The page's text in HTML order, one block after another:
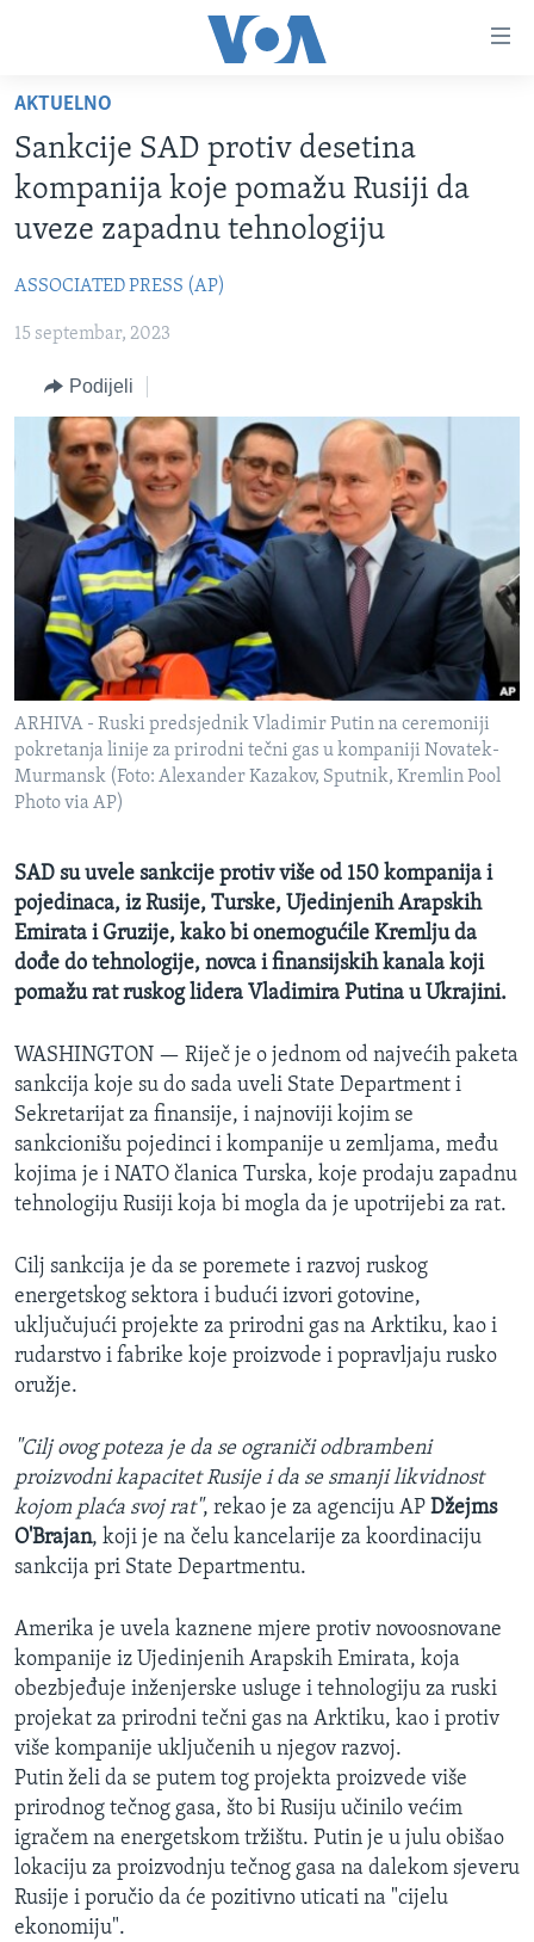
glavni
sadržaj
Pređi
na
glavnu
Idi
na
TV PROGRAM
FOTOGRAFIJE DANA
SJEDINJENE AMERIČKE DRŽAVE
BOSNA I HERCEGOVINA
SVIJET
NAUKA I TEHNOLOGIJA
SPECIJALNI PROJEKTI
KORUPCIJA
SLOBODA MEDIJA
ŽENSKA STRANA
IZBJEGLIČKA STRANA
MAGAZIN
O GLASU AMERIKE
Learning English
PRATITE NAS
AKTUELNO
Sankcije SAD protiv desetina
kompanija koje pomažu Rusiji da
uveze zapadnu tehnologiju
ASSOCIATED PRESS (AP)
15 septembar, 2023
Podijeli
ARHIVA - Ruski predsjednik Vladimir Putin na ceremoniji
pokretanja linije za prirodni tečni gas u kompaniji Novatek-
Murmansk (Foto: Alexander Kazakov, Sputnik, Kremlin Pool
Photo via AP)
SAD su uvele sankcije protiv više od 150 kompanija i
pojedinaca, iz Rusije, Turske, Ujedinjenih Arapskih
Emirata i Gruzije, kako bi onemogućile Kremlju da
dođe do tehnologije, novca i finansijskih kanala koji
pomažu rat ruskog lidera Vladimira Putina u Ukrajini.
WASHINGTON — Riječ je o jednom od najvećih paketa
sankcija koje su do sada uveli State Department i
Sekretarijat za finansije, i najnoviji kojim se
sankcionišu pojedinci i kompanije u zemljama, među
kojima je i NATO članica Turska, koje prodaju zapadnu
tehnologiju Rusiji koja bi mogla da je upotrijebi za rat.
Cilj sankcija je da se poremete i razvoj ruskog
energetskog sektora i budući izvori gotovine,
uključujući projekte za prirodni gas na Arktiku, kao i
rudarstvo i fabrike koje proizvode i popravljaju rusko
oružje.
"Cilj ovog poteza je da se ograniči odbrambeni
proizvodni kapacitet Rusije i da se smanji likvidnost
kojom plaća svoj rat", rekao je za agenciju AP Džejms
O'Brajan, koji je na čelu kancelarije za koordinaciju
sankcija pri State Departmentu.
Amerika je uvela kaznene mjere protiv novoosnovane
kompanije iz Ujedinjenih Arapskih Emirata, koja
obezbjeđuje inženjerske usluge i tehnologiju za ruski
projekat za prirodni tečni gas na Arktiku, kao i protiv
više kompanije uključenih u njegov razvoj.
Putin želi da se putem tog projekta proizvede više
prirodnog tečnog gasa, što bi Rusiju učinilo većim
igračem na energetskom tržištu. Putin je u julu obišao
lokaciju za proizvodnju tečnog gasa na dalekom sjeveru
Rusije i poručio da će pozitivno uticati na "cijelu
ekonomiju".